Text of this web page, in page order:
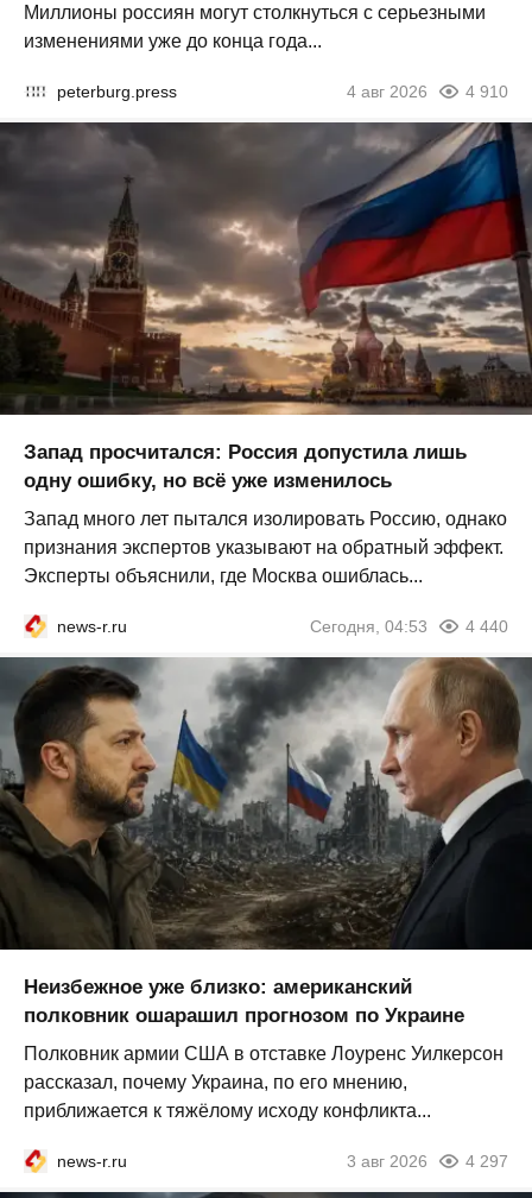
Миллионы россиян могут столкнуться с серьезными
изменениями уже до конца года...
peterburg.press 4 авг 2026 4 910
Запад просчитался: Россия допустила лишь
одну ошибку, но всё уже изменилось
Запад много лет пытался изолировать Россию, однако
признания экспертов указывают на обратный эффект.
Эксперты объяснили, где Москва ошиблась...
news-r.ru Сегодня, 04:53 4 440
Неизбежное уже близко: американский
полковник ошарашил прогнозом по Украине
Полковник армии США в отставке Лоуренс Уилкерсон
рассказал, почему Украина, по его мнению,
приближается к тяжёлому исходу конфликта...
news-r.ru 3 авг 2026 4 297